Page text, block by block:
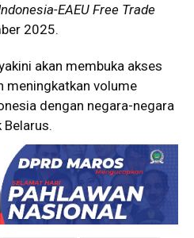
EAEU Free Trade
2025.
akan membuka akses
meningkatkan volume
dengan negara-negara
Belarus.